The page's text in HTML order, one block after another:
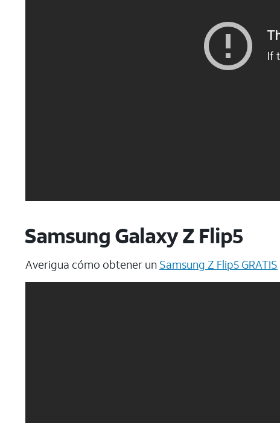
Samsung Galaxy Z Flip5
Averigua cómo obtener un Samsung Z Flip5 GRATIS